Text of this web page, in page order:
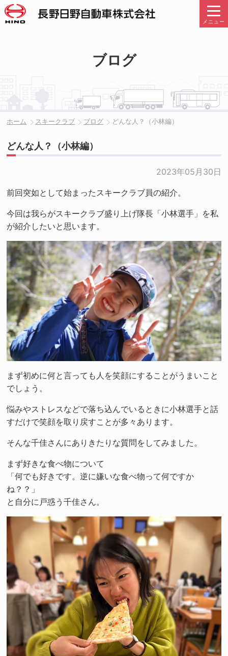
メニュー
ブログ
ホーム スキークラブ ブログ どんな人？（小林編）
どんな人？（小林編）
2023年05月30日
前回突如として始まったスキークラブ員の紹介。
今回は我らがスキークラブ盛り上げ隊長「小林選手」を私
が紹介したいと思います。
まず初めに何と言っても人を笑顔にすることがうまいこと
でしょう。
悩みやストレスなどで落ち込んでいるときに小林選手と話
すだけで笑顔を取り戻すことが多々あります。
そんな千佳さんにありきたりな質問をしてみました。
まず好きな食べ物について
「何でも好きです。逆に嫌いな食べ物って何ですか
ね？？」
と自分に戸惑う千佳さん。